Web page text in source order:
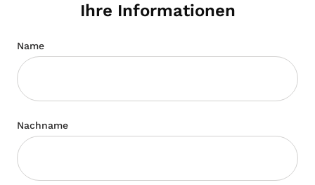
Ihre Informationen
Name
Nachname